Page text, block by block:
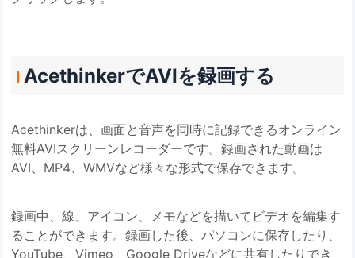
AcethinkerでAVIを録画する
Acethinkerは、画面と音声を同時に記録できるオンライン
無料AVIスクリーンレコーダーです。録画された動画は
AVI、MP4、WMVなど様々な形式で保存できます。
録画中、線、アイコン、メモなどを描いてビデオを編集す
ることができます。録画した後、パソコンに保存したり、
YouTube、Vimeo、Google Driveなどに共有したりでき